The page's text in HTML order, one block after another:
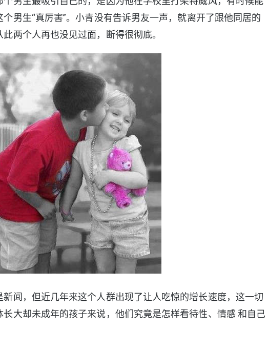
男生“真厉害”。小青没有告诉男友一声，就离开了跟他同居的
两个人再也没见过面，断得很彻底。
，但近几年来这个人群出现了让人吃惊的增长速度，这一切
大却未成年的孩子来说，他们究竟是怎样看待性、情感 和自己